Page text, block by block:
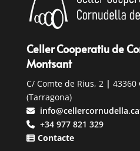
Celler Cooperatiu de
Montsant
C/ Comte de Rius, 2 | 43360
(Tarragona)
+34 977 821 329
Contacte